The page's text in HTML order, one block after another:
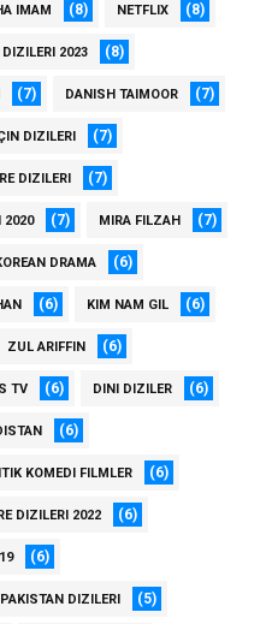
IMAM (8) NETFLIX (8)
DIZILERI 2023 (8)
(7) DANISH TAIMOOR (7)
DIZILERI (7)
DIZILERI (7)
2020 (7) MIRA FILZAH (7)
DRAMA (6)
(6) KIM NAM GIL (6)
ZUL ARIFFIN (6)
TV (6) DINI DIZILER (6)
(6)
KOMEDI FILMLER (6)
DIZILERI 2022 (6)
(6)
DIZILERI (5)